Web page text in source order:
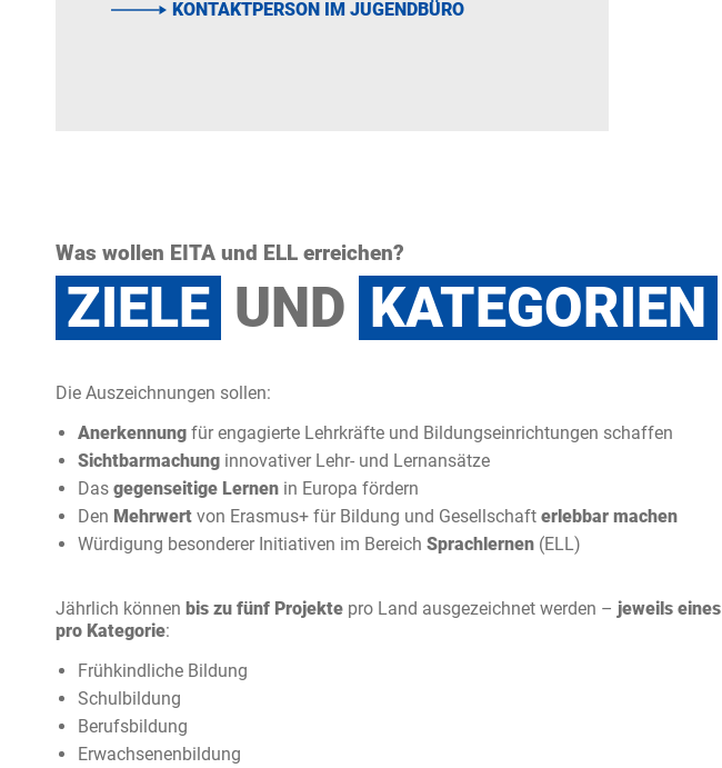
KONTAKTPERSON IM JUGENDBÜRO
Was wollen EITA und ELL erreichen?
ZIELE UND KATEGORIEN
Die Auszeichnungen sollen:
Anerkennung für engagierte Lehrkräfte und Bildungseinrichtungen schaffen
Sichtbarmachung innovativer Lehr- und Lernansätze
Das gegenseitige Lernen in Europa fördern
Den Mehrwert von Erasmus+ für Bildung und Gesellschaft erlebbar machen
Würdigung besonderer Initiativen im Bereich Sprachlernen (ELL)
Jährlich können bis zu fünf Projekte pro Land ausgezeichnet werden – jeweils eines
pro Kategorie:
Frühkindliche Bildung
Schulbildung
Berufsbildung
Erwachsenenbildung